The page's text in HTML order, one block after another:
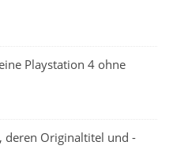
Playstation 4 ohne
deren Originaltitel und -